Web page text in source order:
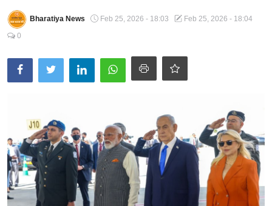
Bharatiya News Feb 25, 2026 - 18:03
Feb 25, 2026 - 18:04
0